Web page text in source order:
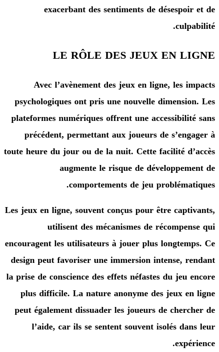
exacerbant des sentiments de
LE RÔLE DES JEUX EN
Avec l’avènement des jeux en ligne, les
psychologiques ont pris une nouvelle
plateformes numériques offrent une
précédent, permettant aux joueurs de
toute heure du jour ou de la nuit. Cette facilité
augmente le risque de
comportements de jeu
Les jeux en ligne, souvent conçus pour être
utilisent des mécanismes de
encouragent les utilisateurs à jouer plus
design peut favoriser une immersion intense,
la prise de conscience des effets néfastes du
plus difficile. La nature anonyme des jeux
peut également dissuader les joueurs de
l’aide, car ils se sentent souvent isolés